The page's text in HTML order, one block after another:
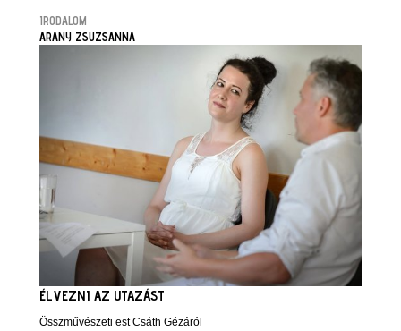
IRODALOM
ARANY ZSUZSANNA
ÉLVEZNI AZ UTAZÁST
Összművészeti est Csáth Gézáról